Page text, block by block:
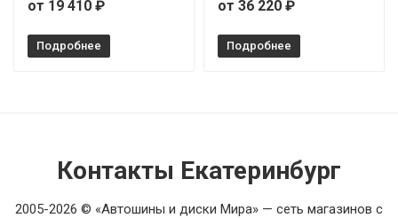
от 19 410 ₽
Подробнее
от 36 220 ₽
Подробнее
Контакты Екатеринбург
2005-2026 © «Автошины и диски Мира» — сеть магазинов с